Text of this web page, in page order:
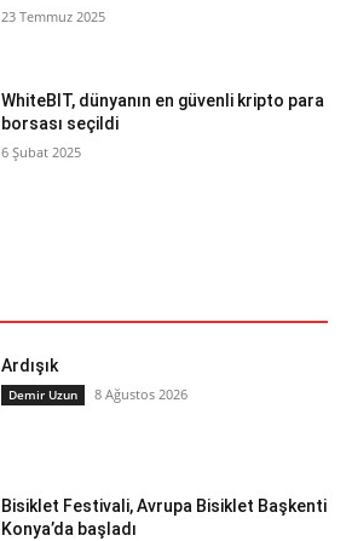
23 Temmuz 2025
WhiteBIT, dünyanın en güvenli kripto para
borsası seçildi
6 Şubat 2025
Ardışık
Demir Uzun 8 Ağustos 2026
Bisiklet Festivali, Avrupa Bisiklet Başkenti
Konya’da başladı